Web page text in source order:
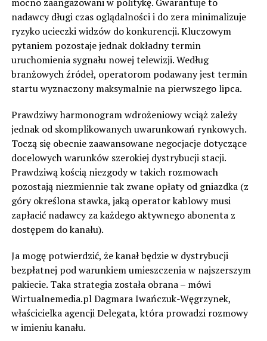
nadawcy długi czas oglądalności i do zera minimalizuje
ryzyko ucieczki widzów do konkurencji. Kluczowym
pytaniem pozostaje jednak dokładny termin
uruchomienia sygnału nowej telewizji. Według
branżowych źródeł, operatorom podawany jest termin
startu wyznaczony maksymalnie na pierwszego lipca.
Prawdziwy harmonogram wdrożeniowy wciąż zależy
jednak od skomplikowanych uwarunkowań rynkowych.
Toczą się obecnie zaawansowane negocjacje dotyczące
docelowych warunków szerokiej dystrybucji stacji.
Prawdziwą kością niezgody w takich rozmowach
pozostają niezmiennie tak zwane opłaty od gniazdka (z
góry określona stawka, jaką operator kablowy musi
zapłacić nadawcy za każdego aktywnego abonenta z
dostępem do kanału).
Ja mogę potwierdzić, że kanał będzie w dystrybucji
bezpłatnej pod warunkiem umieszczenia w najszerszym
pakiecie. Taka strategia została obrana – mówi
Wirtualnemedia.pl Dagmara Iwańczuk-Węgrzynek,
właścicielka agencji Delegata, która prowadzi rozmowy
w imieniu kanału.